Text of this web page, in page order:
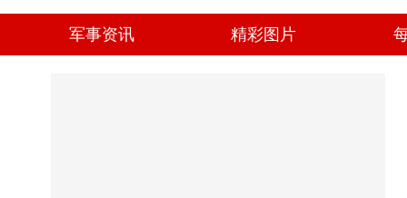
军事资讯 精彩图片